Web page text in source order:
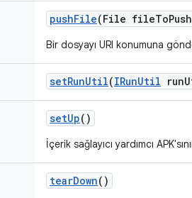
pushFile(File fileToPush
Bir dosyayı URI konumuna
setRunUtil(IRunUtil run
setUp()
İçerik sağlayıcı yardımcı
tearDown()